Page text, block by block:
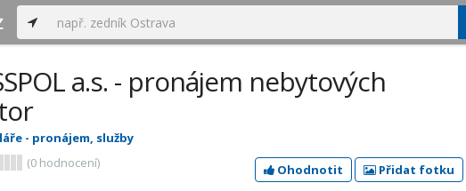
a.s. - pronájem nebytových
- pronájem, služby
(0 hodnocení) Ohodnotit Přidat fotku